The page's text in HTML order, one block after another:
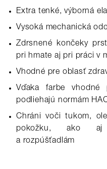
Extra tenké, výborná
Vysoká mechanická
Zdrsnené končeky
pri hmate aj pri práci v
Vhodné pre oblasť
Vďaka farbe vhodné
podliehajú normám
Chráni voči tukom,
pokožku, ako aj
a rozpúšťadlám